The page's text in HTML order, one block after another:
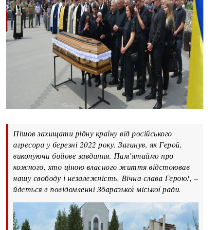
Пішов захищати рідну країну від російського
агресора у березні 2022 року. Загинув, як Герой,
виконуючи бойове завдання. Пам’ятаймо про
кожного, хто ціною власного життя відстоював
нашу свободу і незалежність. Вічна слава Герою!, –
йдеться в повідомленні Збаразької міської ради.